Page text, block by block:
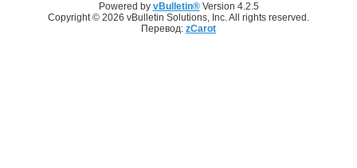
Powered by vBulletin®Version 4.2.5
Copyright © 2026 vBulletin Solutions, Inc. All rights reserved.
Перевод: zCarot